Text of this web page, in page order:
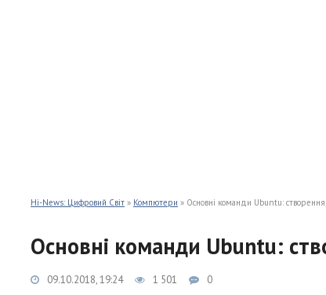
Hi-News: Цифровий Світ » Компютери » Основні команди Ubuntu:
Основні команди Ubuntu:
09.10.2018, 19:24 1 501 0